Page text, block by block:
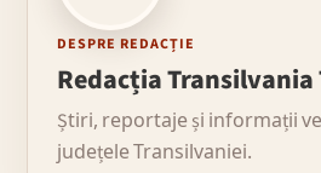
DESPRE REDACȚIE
Redacția Transilvania
Știri, reportaje și informații
județele Transilvaniei.